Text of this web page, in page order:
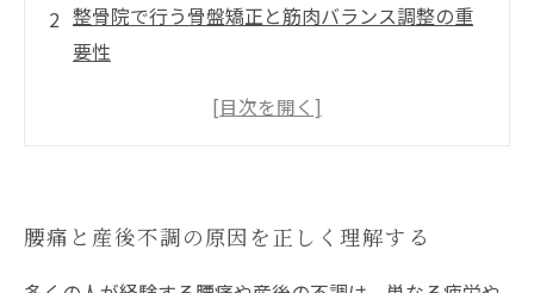
整骨院で行う骨盤矯正と筋肉バランス調整の重
要性
痛み緩和だけでなく根本改善を目指す施術の流
整骨院での施術がもたらす未来—健やかな毎日
への第一歩
腰痛と産後不調の原因を正しく理解する